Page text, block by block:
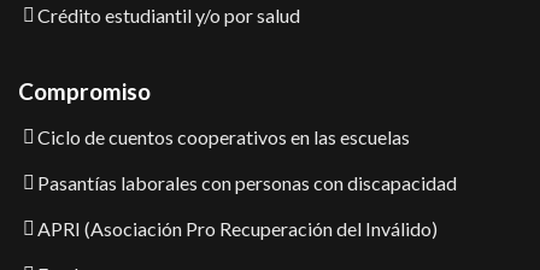
Crédito estudiantil y/o por salud
Compromiso
Ciclo de cuentos cooperativos en las escuelas
Pasantías laborales con personas con discapacidad
APRI (Asociación Pro Recuperación del Inválido)